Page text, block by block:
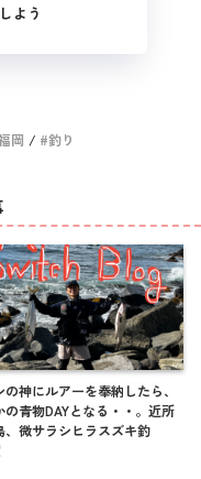
よう
岡 釣り
の神にルアーを奉納したら、
の青物DAYとなる・・。近所
、微サラシヒラスズキ釣